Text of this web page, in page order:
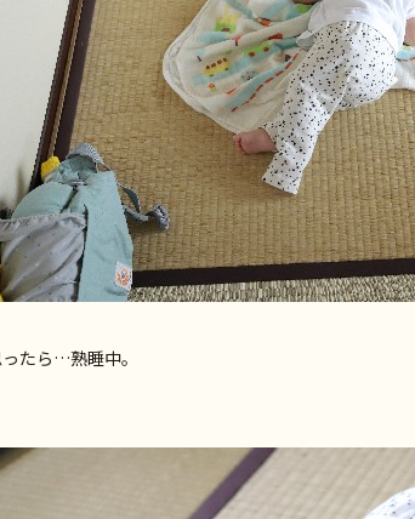
たら…熟睡中。